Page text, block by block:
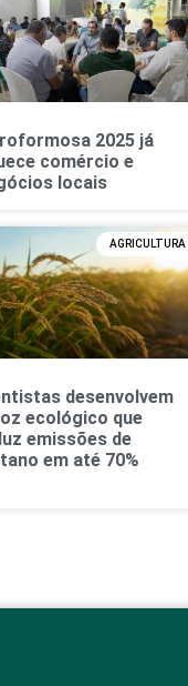
2025 já
comércio e
locais
AGRICULTURA
desenvolvem
ecológico que
emissões de
em até 70%